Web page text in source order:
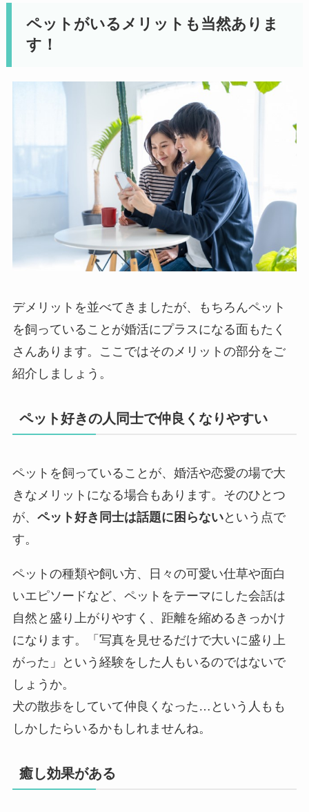
ペットがいるメリットも当然ありま
す！
デメリットを並べてきましたが、もちろんペット
を飼っていることが婚活にプラスになる面もたく
さんあります。ここではそのメリットの部分をご
紹介しましょう。
ペット好きの人同士で仲良くなりやすい
ペットを飼っていることが、婚活や恋愛の場で大
きなメリットになる場合もあります。そのひとつ
が、 ペット好き同士は話題に困らないという点で
す。
ペットの種類や飼い方、日々の可愛い仕草や面白
いエピソードなど、ペットをテーマにした会話は
自然と盛り上がりやすく、距離を縮めるきっかけ
になります。「写真を見せるだけで大いに盛り上
がった」という経験をした人もいるのではないで
しょうか。
犬の散歩をしていて仲良くなった…という人もも
しかしたらいるかもしれませんね。
癒し効果がある